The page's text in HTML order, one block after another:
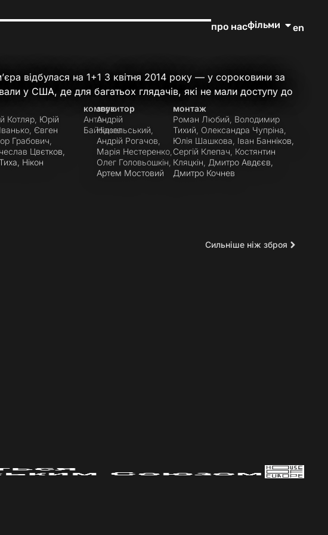
про насфільми en
відбулася на 1+1 3 квітня 2014 року — у сороковини за
у США, де для багатьох глядачів, які не мали доступу до
Котляр, Юрій
Євген
Грабович,
Цвєтков,
Нікон
композитор
Антон
Байбаков
звук
Андрій
Нідзельський,
Андрій Рогачов,
Марія Нестеренко,
Олег Головьошкін,
Артем Мостовий
монтаж
Роман Любий, Володимир
Тихий, Олександра Чупріна,
Юлія Шашкова, Іван Банніков,
Сергій Клепач, Костянтин
Кляцкін, Дмитро Авдєєв,
Дмитро Кочнев
Сильніше ніж зброя